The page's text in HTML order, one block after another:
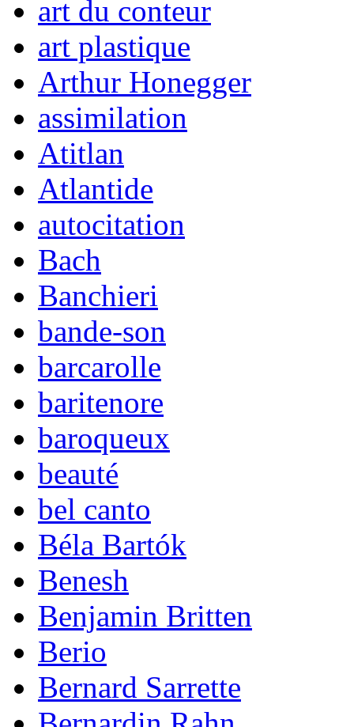
art du conteur
art plastique
Arthur Honegger
assimilation
Atitlan
Atlantide
autocitation
Bach
Banchieri
bande-son
barcarolle
baritenore
baroqueux
beauté
bel canto
Béla Bartók
Benesh
Benjamin Britten
Berio
Bernard Sarrette